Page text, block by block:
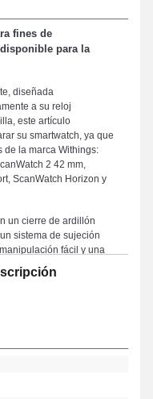
fines de
para la
diseñada
a su reloj
este artículo
su smartwatch, ya que
de la marca Withings:
2 42 mm,
ScanWatch Horizon y
un cierre de ardillón
sistema de sujeción
fácil y una
correa de reloj tiene un
esta correa para reloj
reemplazar una rota o
de los usuarios
Con un cierre
para reloj inteligente es
42 mm, Steel HR